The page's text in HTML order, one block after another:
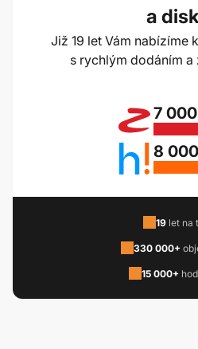
a
Již 19 let Vám nabízíme
s rychlým dodáním a
7
8
19let na
330 000+
15 000+